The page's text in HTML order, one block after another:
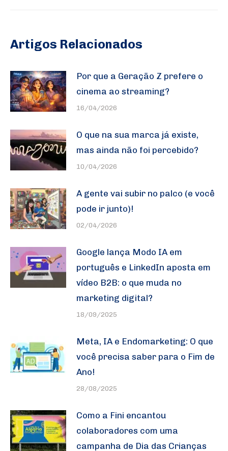
Artigos Relacionados
Por que a Geração Z prefere o
cinema ao streaming?
16/04/2026
O que na sua marca já existe,
mas ainda não foi percebido?
10/04/2026
A gente vai subir no palco (e você
pode ir junto)!
02/04/2026
Google lança Modo IA em
português e LinkedIn aposta em
vídeo B2B: o que muda no
marketing digital?
18/09/2025
Meta, IA e Endomarketing: O que
você precisa saber para o Fim de
Ano!
28/08/2025
Como a Fini encantou
colaboradores com uma
campanha de Dia das Crianças